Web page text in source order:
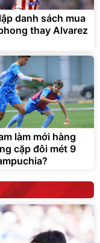
danh sách mua
thay Alvarez
làm mới hàng
cặp đôi mét 9